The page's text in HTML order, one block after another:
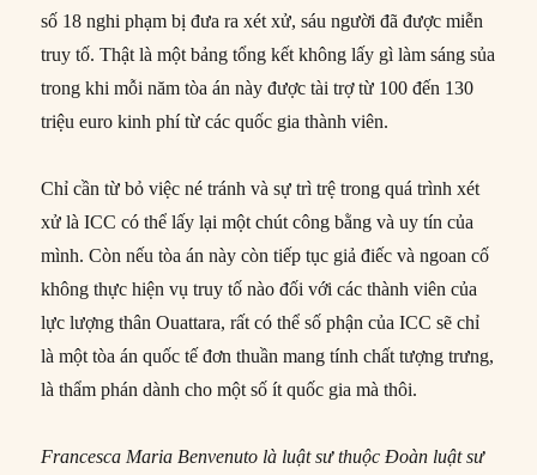
số 18 nghi phạm bị đưa ra xét xử, sáu người đã được miễn
truy tố. Thật là một bảng tổng kết không lấy gì làm sáng sủa
trong khi mỗi năm tòa án này được tài trợ từ 100 đến 130
triệu euro kinh phí từ các quốc gia thành viên.
Chỉ cần từ bỏ việc né tránh và sự trì trệ trong quá trình xét
xử là ICC có thể lấy lại một chút công bằng và uy tín của
mình. Còn nếu tòa án này còn tiếp tục giả điếc và ngoan cố
không thực hiện vụ truy tố nào đối với các thành viên của
lực lượng thân Ouattara, rất có thể số phận của ICC sẽ chỉ
là một tòa án quốc tế đơn thuần mang tính chất tượng trưng,
là thẩm phán dành cho một số ít quốc gia mà thôi.
Francesca Maria Benvenuto là luật sư thuộc Đoàn luật sư